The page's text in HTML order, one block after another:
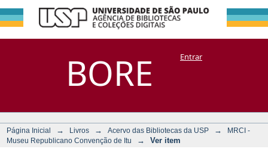
BORE
Herculano e o
clero reaccionario :
sua morte
DSpace/Manakin + CoriscoEntrar
Página Inicial → Livros → Acervo das Bibliotecas da USP →
MRCI -
Museu Republicano Convenção de Itu
→ Ver item